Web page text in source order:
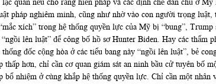
quan nếu cho rằng hiến pháp và các định chế dân chủ ở Mỹ
pháp nghiêm minh, cũng như nhờ vào con người trọng
xích” trong hệ thống quyền lực của Mỹ bị “bung”, Trump
lên luật” để công bố hồ sơ Hunter Biden. Hay các thẩm
đốc cộng hòa ở các tiểu bang này “ngồi lên luật”, bẻ
thấp hơn, chỉ cần cơ quan giám sát an ninh bầu cử tuyên bố
bổ nhiệm ở cùng khắp hệ thống quyền lực. Chỉ cần một